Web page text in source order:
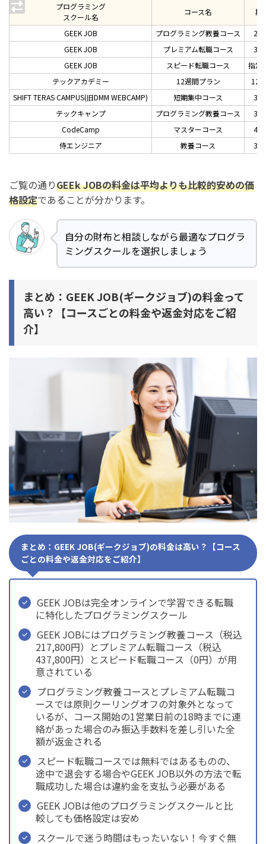
プログラミング
スクール名
コース名 期
GEEK JOB プログラミング教養コース
2
GEEK JOB
プレミアム転職コース
3
GEEK JOB
スピード転職コース
指定
テックアカデミー
12週間プラン
12
SHIFT TERAS CAMPUS(旧DMM WEBCAMP)
短期集中コース
3
テックキャンプ
プログラミング教養コース
3
CodeCamp
マスターコース
4
侍エンジニア
教養コース 3
ご覧の通りGEEk JOBの料金は平均よりも比較的安めの価
格設定であることが分かります。
自分の財布と相談しながら最適なプログラ
ミングスクールを選択しましょう
まとめ：GEEK JOB(ギークジョブ)の料金って
高い？【コースごとの料金や返金対応をご紹
介】
まとめ：GEEK JOB(ギークジョブ)の料金は高い？【コース
ごとの料金や返金対応をご紹介】
GEEK JOBは完全オンラインで学習できる転職
に特化したプログラミングスクール
GEEK JOBにはプログラミング教養コース（税込
217,800円）とプレミアム転職コース（税込
437,800円）とスピード転職コース（0円）が用
意されている
プログラミング教養コースとプレミアム転職コ
ースでは原則クーリングオフの対象外となって
いるが、コース開始の1営業日前の18時までに連
絡があった場合のみ振込手数料を差し引いた全
額が返金される
スピード転職コースでは無料ではあるものの、
途中で退会する場合やGEEK JOB以外の方法で転
職成功した場合は違約金を支払う必要がある
GEEK JOBは他のプログラミングスクールと比
較しても価格設定は安め
スクールで迷う時間はもったいない！今すぐ無